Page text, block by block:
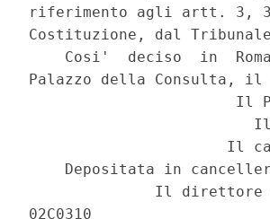
riferimento agli artt. 3, 35,
Costituzione, dal
Cosi'  deciso  in
Palazzo della Consulta, il
Il
Il
Depositata in
Il